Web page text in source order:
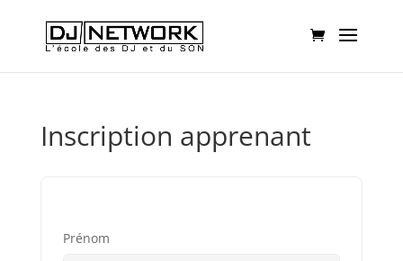
Inscription apprenant
Prénom